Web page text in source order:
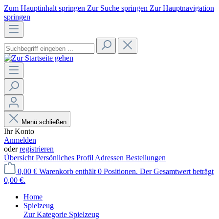
Zum Hauptinhalt springen Zur Suche springen Zur Hauptnavigation
springen
Menü schließen
Ihr Konto
Anmelden
oderregistrieren
Übersicht Persönliches Profil Adressen Bestellungen
0,00 € Warenkorb enthält 0 Positionen. Der Gesamtwert beträgt
0,00 €.
Home
Spielzeug
Zur Kategorie Spielzeug